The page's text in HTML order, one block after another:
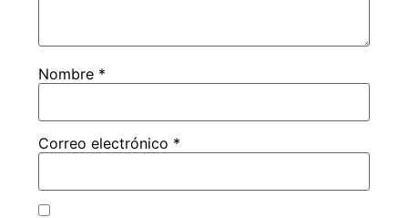
Nombre *
Correo electrónico *